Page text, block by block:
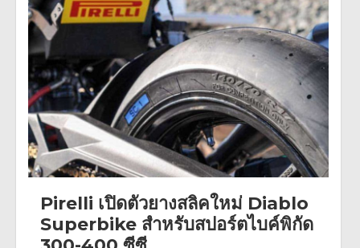
Pirelli เปิดตัวยางสลิคใหม่ Diablo
Superbike สำหรับสปอร์ตไบค์พิกัด